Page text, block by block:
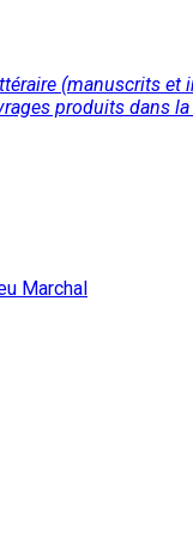
(manuscrits et
produits dans
Marchal